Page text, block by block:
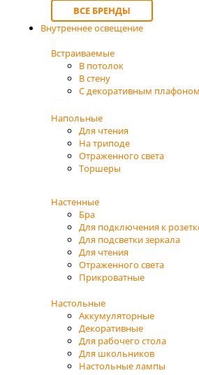
ВСЕ БРЕНДЫ
Внутреннее освещение
Встраиваемые
В потолок
В стену
С декоративным плафоном
Напольные
Для чтения
На триподе
Отраженного света
Торшеры
Настенные
Бра
Для подключения к
Для подсветки зеркала
Для чтения
Отраженного света
Прикроватные
Настольные
Аккумуляторные
Декоративные
Для рабочего стола
Для школьников
Настольные лампы